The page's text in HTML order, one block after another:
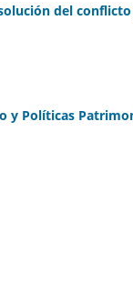
del
Políticas